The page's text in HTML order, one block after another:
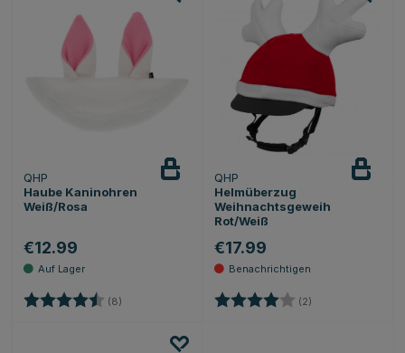
QHP
Haube Kaninohren
Weiß/Rosa
€12.99
Bewertung: (8) 4.6 von 5 Sternen
QHP
Helmüberzug
Weihnachtsgeweih
Rot/Weiß
€17.99
Bewertung: (2)